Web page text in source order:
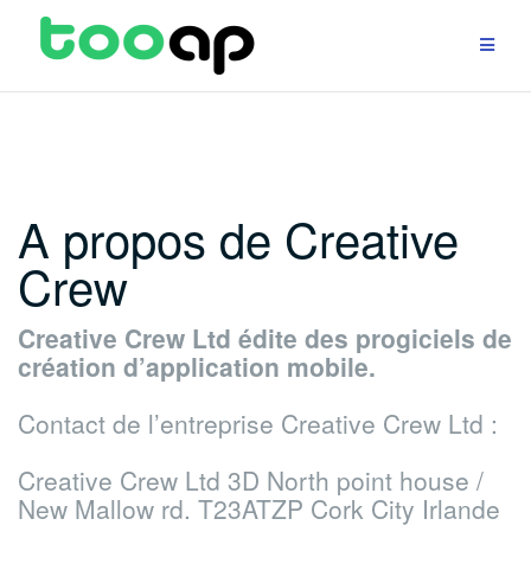
A propos de Creative
Crew
Creative Crew Ltd édite des progiciels de
création d’application mobile.
Contact de l’entreprise Creative Crew Ltd :
Creative Crew Ltd 3D North point house /
New Mallow rd. T23ATZP Cork City Irlande